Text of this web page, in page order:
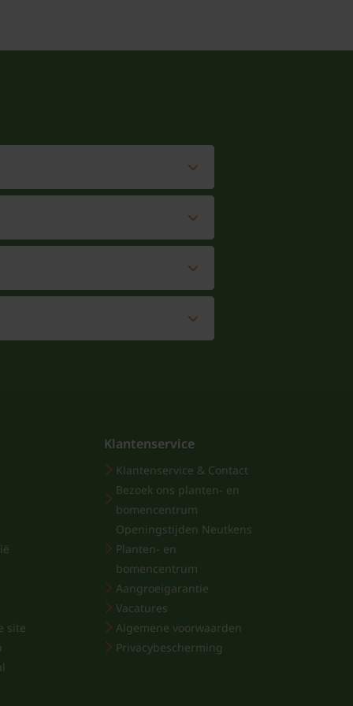
site
Klantenservice
Klantenservice & Contact
Bezoek ons planten- en
bomencentrum
Openingstijden Neutkens
Planten- en
bomencentrum
Aangroeigarantie
Vacatures
Algemene voorwaarden
Privacybescherming